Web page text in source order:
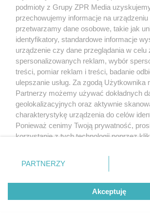
rozpowszechniany lub dalej rozpowszechniany w
tym także elektroniczny lub mechaniczny) na
eksploatacji w jakiejkolwiek formie, włącznie z
bez pisemnej zgody właściciela praw. Jakiekolwiek
wykorzystanie utworów w całości lub w części z
bez właściwej zgody, jest zabronione pod groźbą
prawnie.
O nas
podmioty z Grupy ZPR Media
przechowujemy informacje na urządzeniu
przetwarzamy dane osobowe, takie jak
identyfikatory, standardowe informacje
urządzenie czy dane przeglądania w celu
spersonalizowanych reklam, wybór
treści, pomiar reklam i treści, badanie
ulepszanie usług. Za zgodą Użytkownika
Partnerzy możemy używać dokładnych
geolokalizacyjnych oraz aktywnie
charakterystykę urządzenia do celów
Ponieważ cenimy Twoją prywatność,
korzystanie z tych technologii poprzez
zmienić/wycofać klikając przycisk
znajdujący się w lewym dolnym rogu
rodzaje przetwarzania danych nie
użytkownika, ale masz prawo sprzeciwić
przetwarzaniu. Preferencje będą miały
PARTNERZY
Akceptuję